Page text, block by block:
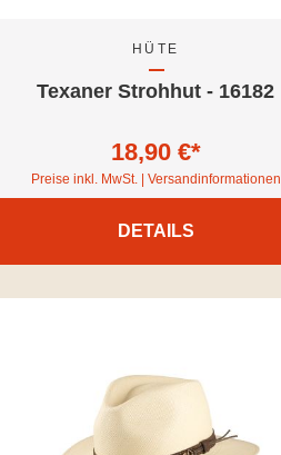
HÜTE
Texaner Strohhut - 16182
18,90 €*
Preise inkl. MwSt. | Versandinformationen
DETAILS